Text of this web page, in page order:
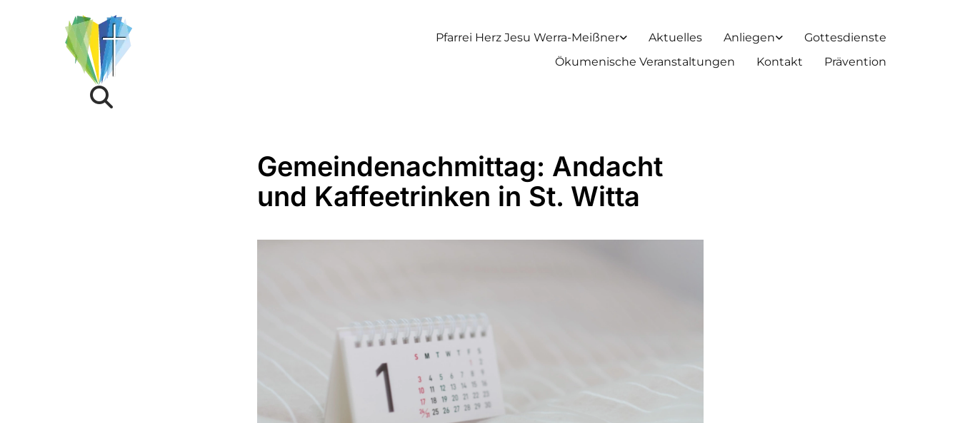
Pfarrei Herz Jesu Werra-Meißner Aktuelles Anliegen
Gottesdienste
Ökumenische Veranstaltungen
Kontakt Prävention
Gemeindenachmittag: Andacht
und Kaffeetrinken in St. Witta